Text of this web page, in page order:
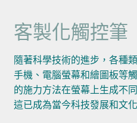
客製化觸控筆
隨著科學技術的進步，各種
手機、電腦螢幕和繪圖板等
的施力方法在螢幕上生成不
這已成為當今科技發展和文